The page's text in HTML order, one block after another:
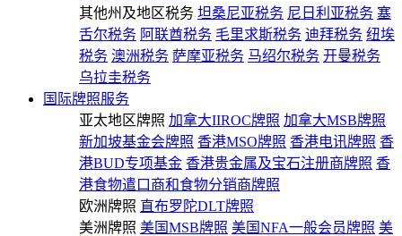
其他州及地区税务 坦桑尼亚税务 尼日利亚税务 塞
舌尔税务 阿联酋税务 毛里求斯税务 迪拜税务 纽埃
税务 澳洲税务 萨摩亚税务 马绍尔税务 开曼税务
乌拉圭税务
国际牌照服务
亚太地区牌照 加拿大IIROC牌照 加拿大MSB牌照
新加坡基金会牌照 香港MSO牌照 香港电讯牌照 香
港BUD专项基金 香港贵金属及宝石注册商牌照 香
港食物遣口商和食物分销商牌照
欧洲牌照 直布罗陀DLT牌照
美洲牌照 美国MSB牌照 美国NFA一般会员牌照 美